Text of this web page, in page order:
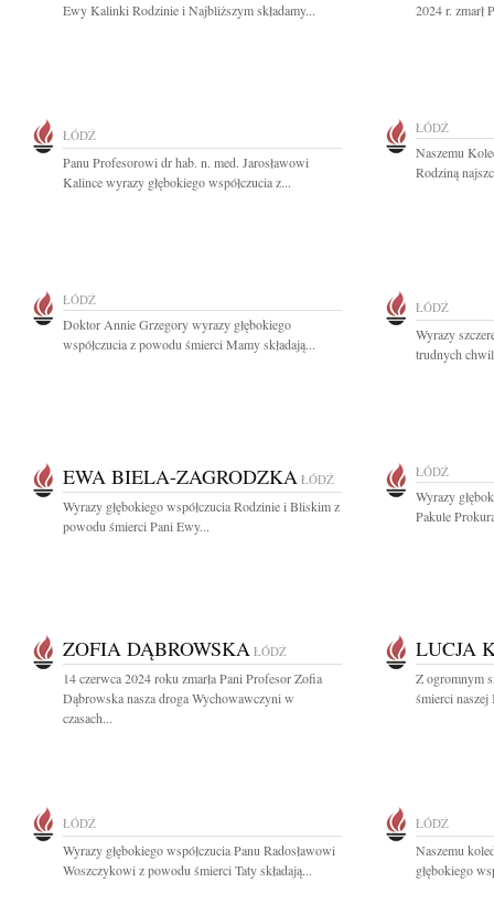
Ewy Kalinki Rodzinie i Najbliższym składamy...
2024 r. zmarł
ŁÓDŹ
Panu Profesorowi dr hab. n. med. Jarosławowi
Kalince wyrazy głębokiego współczucia z...
ŁÓDŹ
Naszemu
Rodziną
ŁÓDŹ
Doktor Annie Grzegory wyrazy głębokiego
współczucia z powodu śmierci Mamy składają...
ŁÓDŹ
Wyrazy
trudnych
EWA BIELA-ZAGRODZKA ŁÓDŹ
Wyrazy głębokiego współczucia Rodzinie i Bliskim z
powodu śmierci Pani Ewy...
ŁÓDŹ
Wyrazy
Pakule
ZOFIA DĄBROWSKA ŁÓDŹ
14 czerwca 2024 roku zmarła Pani Profesor Zofia
Dąbrowska nasza droga Wychowawczyni w
czasach...
LUCJA
Z ogromnym
śmierci
ŁÓDŹ
Wyrazy głębokiego współczucia Panu Radosławowi
Woszczykowi z powodu śmierci Taty składają...
ŁÓDŹ
Naszemu
głębokiego